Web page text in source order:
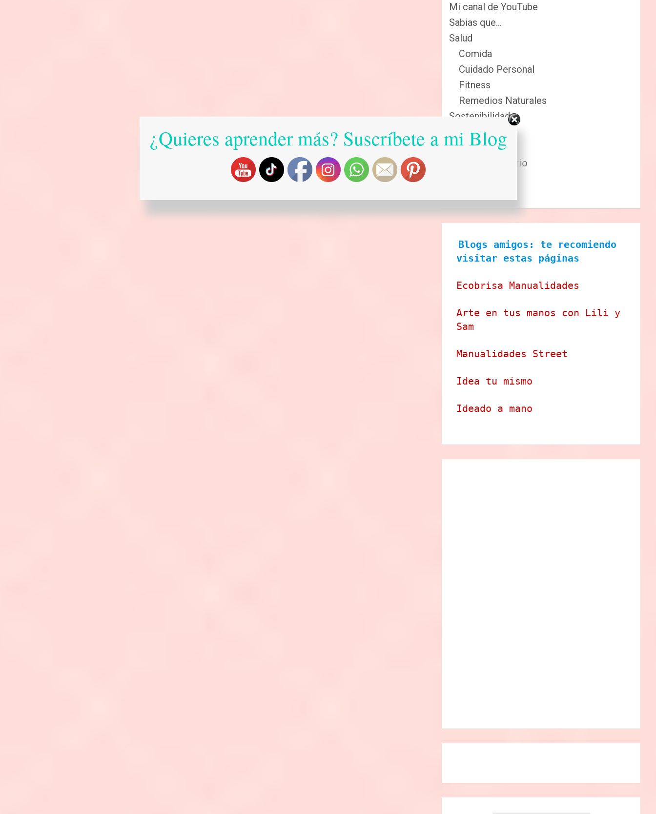
Mi canal de YouTube
Sabias que…
Salud
Comida
Cuidado Personal
Fitness
Remedios Naturales
Sostenibilidad
Reciclaje
Renovables
Sector Primario
Blogs amigos: te recomiendo
visitar estas páginas
Ecobrisa Manualidades
Arte en tus manos con Lili y
Sam
Manualidades Street
Idea tu mismo
Ideado a mano
¿Quieres aprender más? Suscríbete a mi Blog